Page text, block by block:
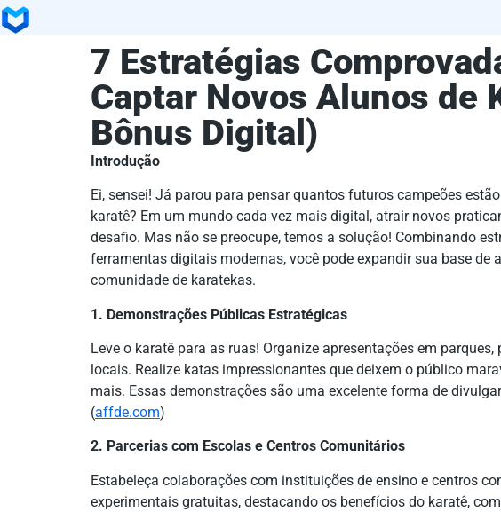
7 Estratégias
Captar Novos Alunos de
Bônus Digital)
Introdução
Ei, sensei! Já parou para pensar quantos futuros campeões
karatê? Em um mundo cada vez mais digital, atrair novos
desafio. Mas não se preocupe, temos a solução! Combinando
ferramentas digitais modernas, você pode expandir sua base de
comunidade de karatekas.
1. Demonstrações Públicas Estratégicas
Leve o karatê para as ruas! Organize apresentações em
locais. Realize katas impressionantes que deixem o público
mais. Essas demonstrações são uma excelente forma de
(affde.com)
2. Parcerias com Escolas e Centros Comunitários
Estabeleça colaborações com instituições de ensino e centros
experimentais gratuitas, destacando os benefícios do karatê,